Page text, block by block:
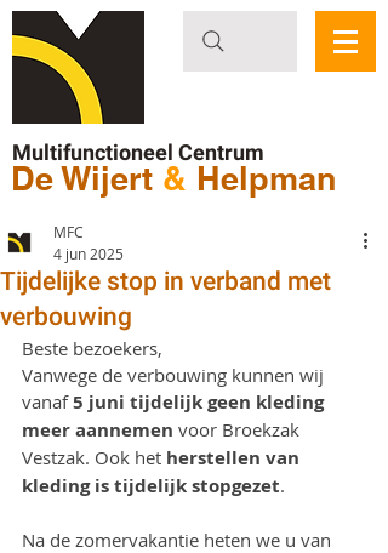
Multifunctioneel Centrum
De Wijert & Helpman
Tijdelijke stop in verband met
verbouwing
MFC
4 jun 2025
Beste bezoekers,
Vanwege de verbouwing kunnen wij
vanaf 5 juni tijdelijk geen kleding
meer aannemen voor Broekzak
Vestzak. Ook het herstellen van
kleding is tijdelijk stopgezet.
Na de zomervakantie heten we u van